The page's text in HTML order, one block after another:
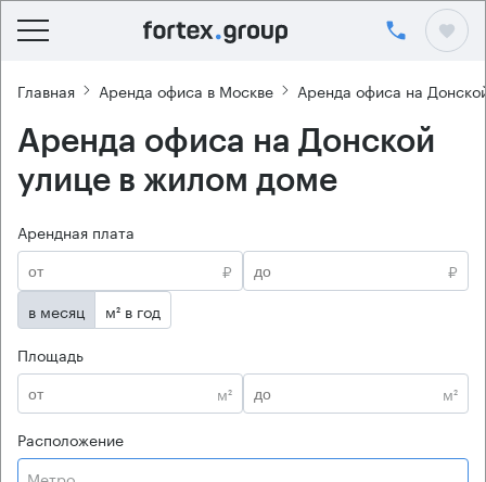
Главная Аренда офиса в Москве Аренда офиса на
Аренда офиса на Донской
улице в жилом доме
Арендная плата
₽
₽
в месяц
м² в год
Площадь
м²
м²
Расположение